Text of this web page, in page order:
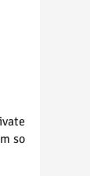
so